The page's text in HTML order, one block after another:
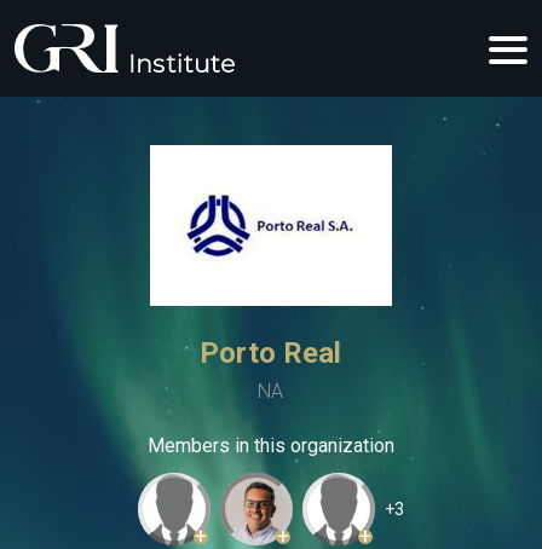
Porto Real
NA
Members in this organization
+ + +
+3